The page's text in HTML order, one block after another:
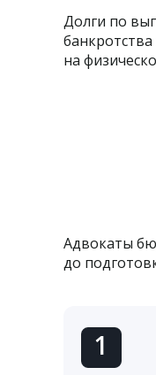
Долги по
на
Адвокаты
до
1